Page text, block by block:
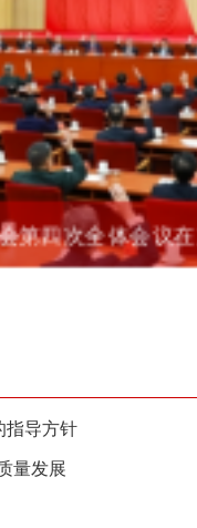
会第四次全体会议
指导方针
量发展